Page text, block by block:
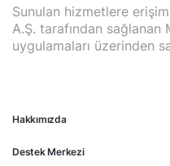
Hakkımızda
Destek Merkezi
Sunulan hizmetlere
A.Ş. tarafından
uygulamaları üzerinden